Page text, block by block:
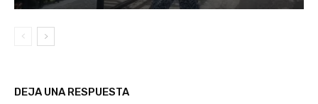
DEJA UNA RESPUESTA